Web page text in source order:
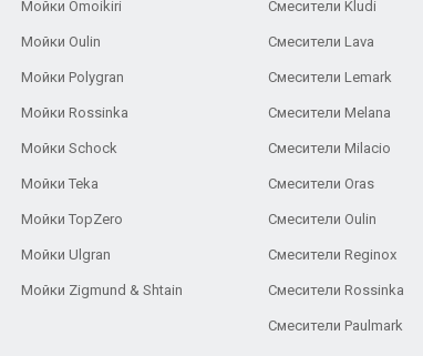
Мойки Omoikiri
Мойки Oulin
Мойки Polygran
Мойки Rossinka
Мойки Schock
Мойки Teka
Мойки TopZero
Мойки Ulgran
Мойки Zigmund & Shtain
Смесители Kludi
Смесители Lava
Смесители Lemark
Смесители Melana
Смесители Milacio
Смесители Oras
Смесители Oulin
Смесители Reginox
Смесители Rossinka
Смесители Paulmark